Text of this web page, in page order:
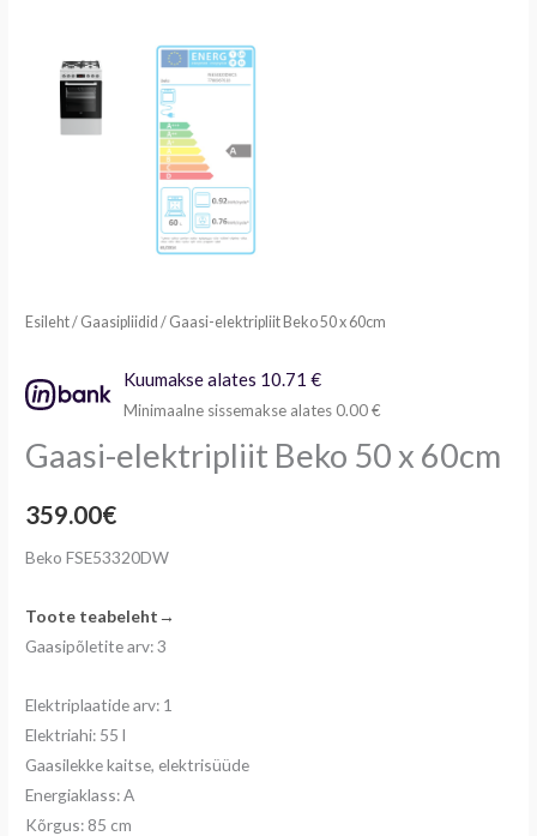
Esileht/ Gaasipliidid / Gaasi-elektripliit Beko 50 x 60cm
Kuumakse alates 10.71 €
Minimaalne sissemakse alates 0.00 €
Gaasi-elektripliit Beko 50 x 60cm
359.00€
Beko FSE53320DW
Toote teabeleht→
Gaasipõletite arv: 3
Elektriplaatide arv: 1
Elektriahi: 55 l
Gaasilekke kaitse, elektrisüüde
Energiaklass: A
Kõrgus: 85 cm